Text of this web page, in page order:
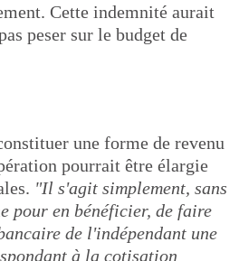
Cette indemnité aurait
peser sur le budget de
une forme de revenu
pourrait être élargie
"Il s'agit simplement, sans
pour en bénéficier, de faire
de l'indépendant une
à la cotisation